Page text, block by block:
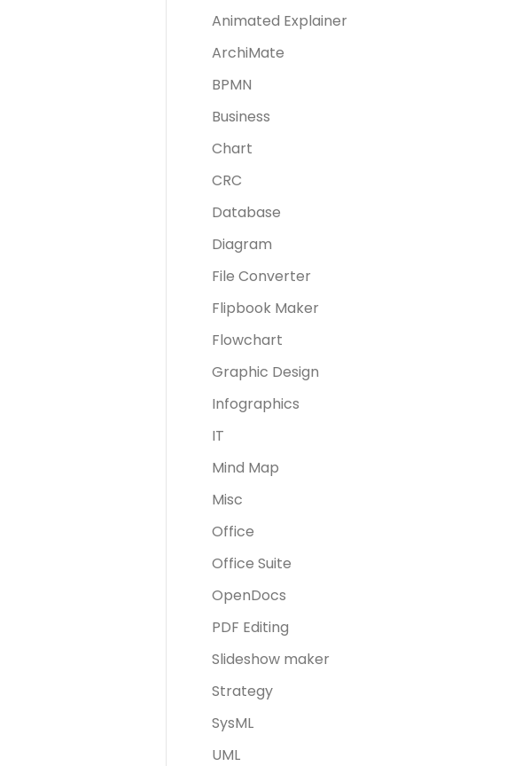
Animated Explainer
ArchiMate
BPMN
Business
Chart
CRC
Database
Diagram
File Converter
Flipbook Maker
Flowchart
Graphic Design
Infographics
IT
Mind Map
Misc
Office
Office Suite
OpenDocs
PDF Editing
Slideshow maker
Strategy
SysML
UML